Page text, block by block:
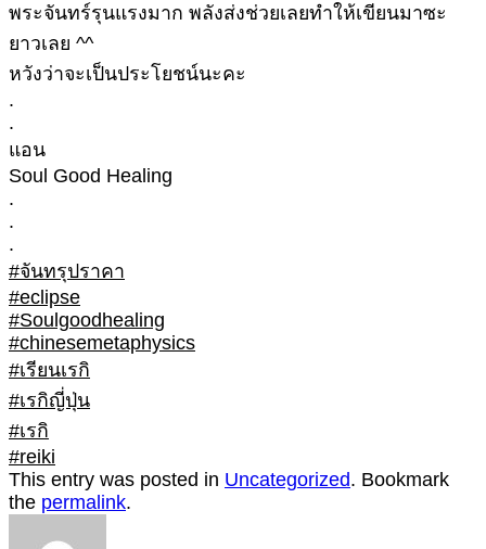
พระจันทร์รุนแรงมาก พลังส่งช่วยเลยทำให้เขียนมาซะ
ยาวเลย ^^
หวังว่าจะเป็นประโยชน์นะคะ
.
.
แอน
Soul Good Healing
.
.
.
#จันทรุปราคา
#eclipse
#Soulgoodhealing
#chinesemetaphysics
#เรียนเรกิ
#เรกิญี่ปุ่น
#เรกิ
#reiki
This entry was posted in Uncategorized. Bookmark
the permalink.